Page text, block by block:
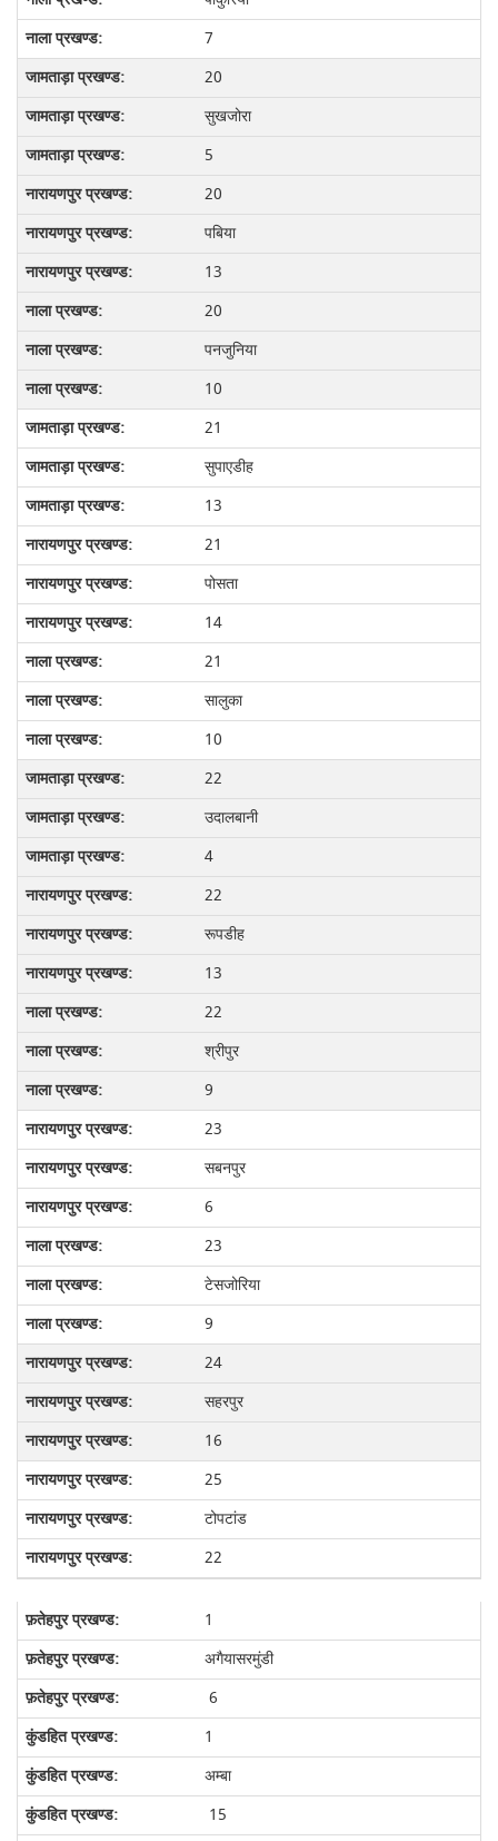
7
20
सुखजोरा
5
20
पबिया
13
20
पनजुनिया
10
21
सुपाएडीह
13
21
पोसता
14
21
सालुका
10
22
उदालबानी
4
22
रूपडीह
13
22
श्रीपुर
9
23
सबनपुर
6
23
टेसजोरिया
9
24
सहरपुर
16
25
टोपटांड
22
1
अगैयासरमुंडी
6
1
अम्बा
15